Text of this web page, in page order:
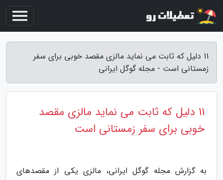
11 دلیل که ثابت می نماید مالزی مقصد خوبی برای سفر
زمستانی است - مجله گوگل ایرانی
11 دلیل که ثابت می نماید مالزی مقصد
خوبی برای سفر زمستانی است
به گزارش مجله گوگل ایرانی، مالزی یکی از مقصدهای